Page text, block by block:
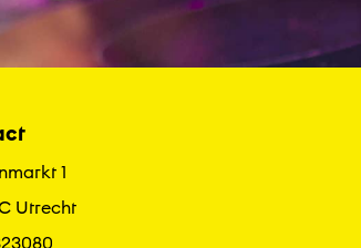
1
Utrecht